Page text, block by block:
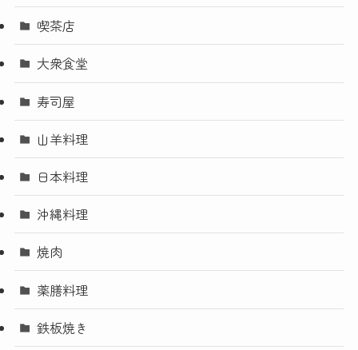
喫茶店
大衆食堂
寿司屋
山羊料理
日本料理
沖縄料理
焼肉
薬膳料理
鉄板焼き